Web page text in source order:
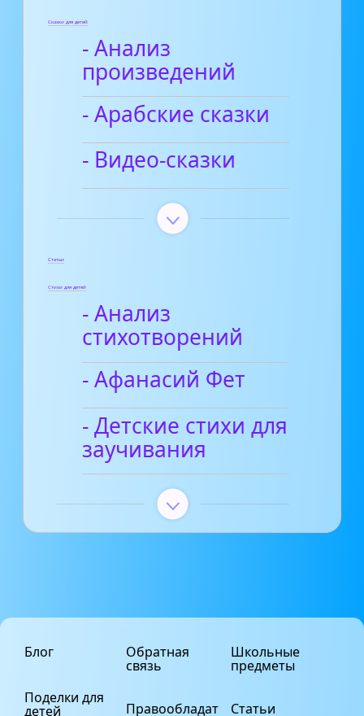
Сказки для детей
- Анализ
произведений
- Арабские сказки
- Видео-сказки
Статьи
Стихи для детей
- Анализ
стихотворений
- Афанасий Фет
- Детские стихи для
заучивания
Блог
Поделки для
детей
Обратная
связь
Правообладат
Школьные
предметы
Статьи